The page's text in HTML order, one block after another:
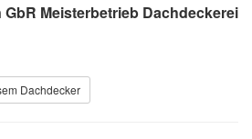
Meisterbetrieb Dachdeckerei
Dachdecker